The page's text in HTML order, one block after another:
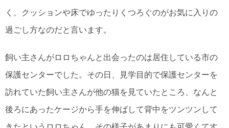
く、クッションや床でゆったりくつろぐのがお気に入りの
過ごし方なのだと言います。
飼い主さんがロロちゃんと出会ったのは居住している市の
保護センターでした。その日、見学目的で保護センターを
訪れていた飼い主さんが他の猫を見ていたところ、なんと
後ろにあったケージから手を伸ばして背中をツンツンして